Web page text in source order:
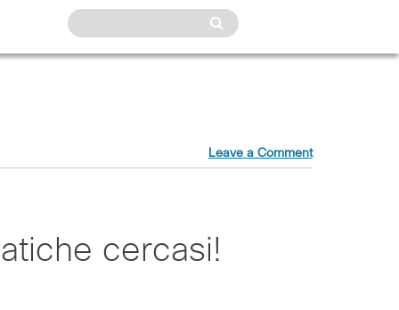
Leave a Comment
cercasi!